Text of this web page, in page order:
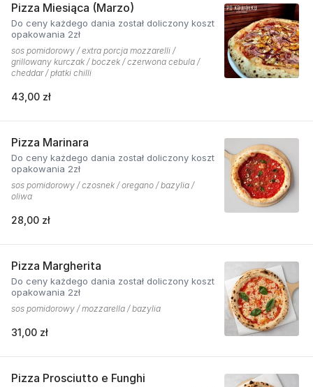
Pizza Miesiąca (Marzo)
Do ceny każdego dania został doliczony koszt
opakowania 2zł
sos pomidorowy / extra porcja mozzarelli /
grillowany kurczak / boczek / czerwona cebula /
cheddar / płatki chilli
43,00 zł
Pizza Marinara
Do ceny każdego dania został doliczony koszt
opakowania 2zł
sos pomidorowy / czosnek / oregano / bazylia /
oliwa
28,00 zł
Pizza Margherita
Do ceny każdego dania został doliczony koszt
opakowania 2zł
sos pomidorowy / mozzarella / bazylia
31,00 zł
Pizza Prosciutto e Funghi